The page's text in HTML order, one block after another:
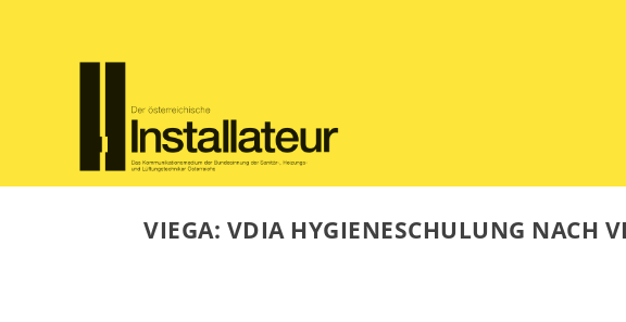
VIEGA: VDIA HYGIENESCHULUNG NACH